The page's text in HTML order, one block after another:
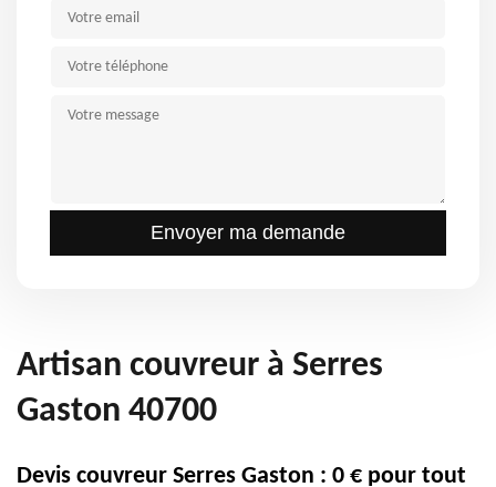
Artisan couvreur à Serres
Gaston 40700
Devis couvreur Serres Gaston : 0 € pour tout